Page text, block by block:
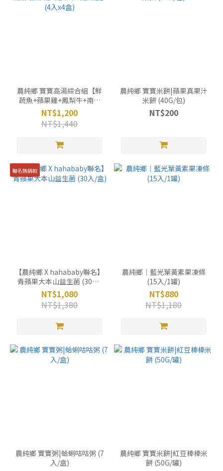
農純鄉 寶寶高湯綜合組【鮮
蔬魚+蘋果雞+鳳梨牛+南瓜
濃】(4入x4盒)
NT$1,200
NT$1,440
農純鄉 寶寶米餅|蘋果真果汁
米餅 (40G/包)
NT$200
聯名熱銷款
【農純鄉 X hahababy聯名】
青蘋果大本山益生菌 (30入/
盒)
NT$1,080
NT$1,380
農純鄉｜藍光葉黃素果凍條
(15入/1罐)
NT$880
NT$1,180
農純鄉 寶寶粥|蛤蜊咕咕粥 (7
入/盒)
農純鄉 寶寶米餅|紅豆棒棒米
餅 (50G/罐)